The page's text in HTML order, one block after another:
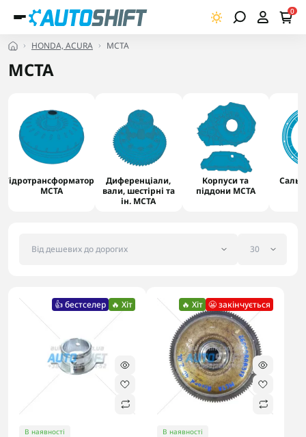
0
HONDA, ACURA MCTA
MCTA
Гідротрансформатори
MCTA
Диференціали,
вали, шестірні та
ін. MCTA
Корпуси та
піддони MCTA
👍 бестселер 🔥 Хіт
В наявності
🔥 Хіт 😬 закінчується
В наявності